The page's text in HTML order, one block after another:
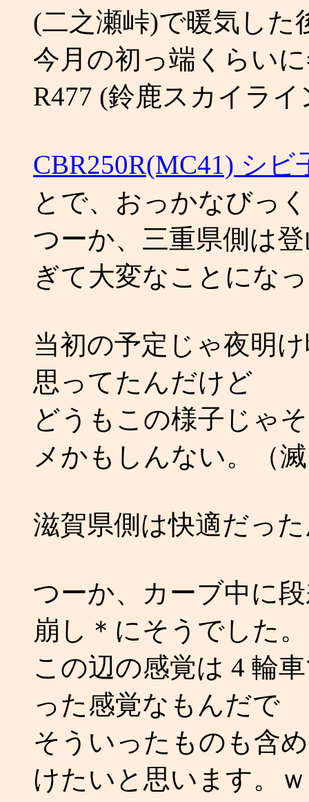
(二之瀬峠)で暖気した
今月の初っ端くらい
R477 (鈴鹿スカイラ
CBR250R(MC41) シビ
とで、おっかなびっ
つーか、三重県側は
ぎて大変なことにな
当初の予定じゃ夜明
思ってたんだけど
どうもこの様子じゃ
メかもしんない。（滅
滋賀県側は快適だっ
つーか、カーブ中に
崩し＊にそうでした。
この辺の感覚は 4 輪
った感覚なもんだで
そういったものも含
けたいと思います。ｗ